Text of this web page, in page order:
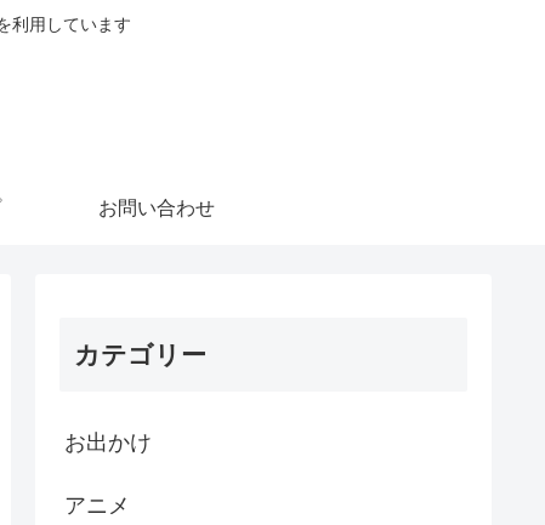
利用しています
お問い合わせ
カテゴリー
お出かけ
アニメ